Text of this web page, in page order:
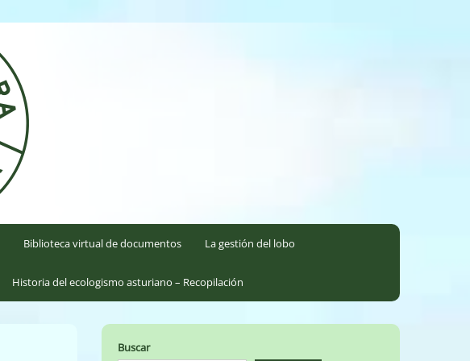
Biblioteca virtual de documentos La gestión del lobo
Historia del ecologismo asturiano – Recopilación
Buscar